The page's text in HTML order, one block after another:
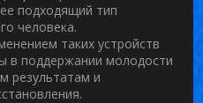
подходящий тип
человека.
таких устройств
в поддержании молодости
результатам и